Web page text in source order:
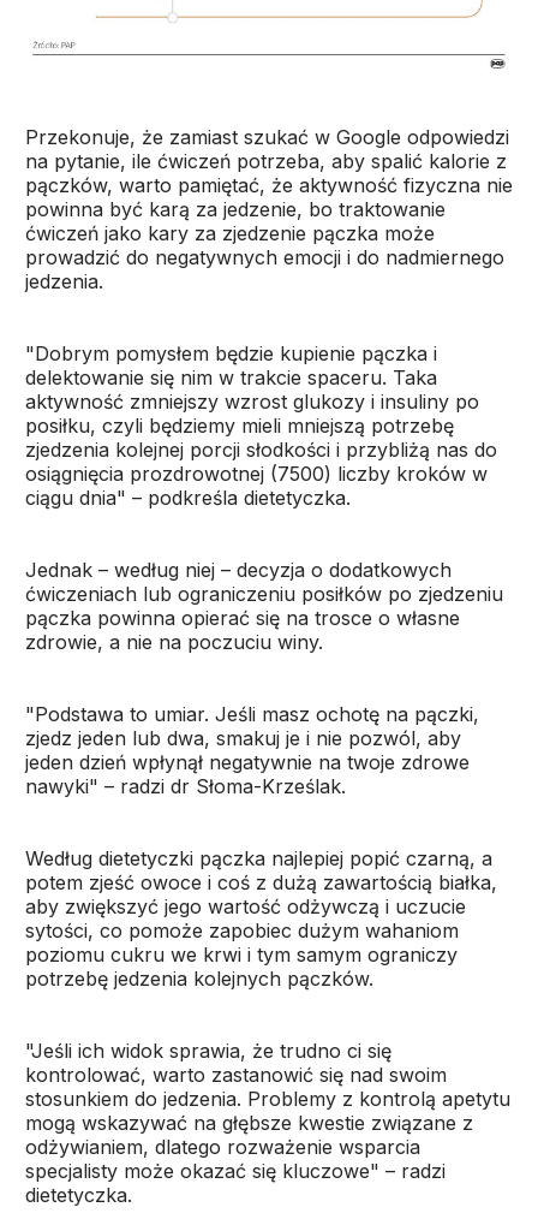
Przekonuje, że zamiast szukać w Google odpowiedzi
na pytanie, ile ćwiczeń potrzeba, aby spalić kalorie z
pączków, warto pamiętać, że aktywność fizyczna nie
powinna być karą za jedzenie, bo traktowanie
ćwiczeń jako kary za zjedzenie pączka może
prowadzić do negatywnych emocji i do nadmiernego
jedzenia.
"Dobrym pomysłem będzie kupienie pączka i
delektowanie się nim w trakcie spaceru. Taka
aktywność zmniejszy wzrost glukozy i insuliny po
posiłku, czyli będziemy mieli mniejszą potrzebę
zjedzenia kolejnej porcji słodkości i przybliżą nas do
osiągnięcia prozdrowotnej (7500) liczby kroków w
ciągu dnia" – podkreśla dietetyczka.
Jednak – według niej – decyzja o dodatkowych
ćwiczeniach lub ograniczeniu posiłków po zjedzeniu
pączka powinna opierać się na trosce o własne
zdrowie, a nie na poczuciu winy.
"Podstawa to umiar. Jeśli masz ochotę na pączki,
zjedz jeden lub dwa, smakuj je i nie pozwól, aby
jeden dzień wpłynął negatywnie na twoje zdrowe
nawyki" – radzi dr Słoma-Krześlak.
Według dietetyczki pączka najlepiej popić czarną, a
potem zjeść owoce i coś z dużą zawartością białka,
aby zwiększyć jego wartość odżywczą i uczucie
sytości, co pomoże zapobiec dużym wahaniom
poziomu cukru we krwi i tym samym ograniczy
potrzebę jedzenia kolejnych pączków.
"Jeśli ich widok sprawia, że trudno ci się
kontrolować, warto zastanowić się nad swoim
stosunkiem do jedzenia. Problemy z kontrolą apetytu
mogą wskazywać na głębsze kwestie związane z
odżywianiem, dlatego rozważenie wsparcia
specjalisty może okazać się kluczowe" – radzi
dietetyczka.